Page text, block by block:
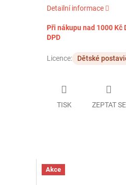
Detailní informace
Při nákupu nad 1000 Kč
DPD
Licence: Dětské
TISK ZEPTAT SE
Akce